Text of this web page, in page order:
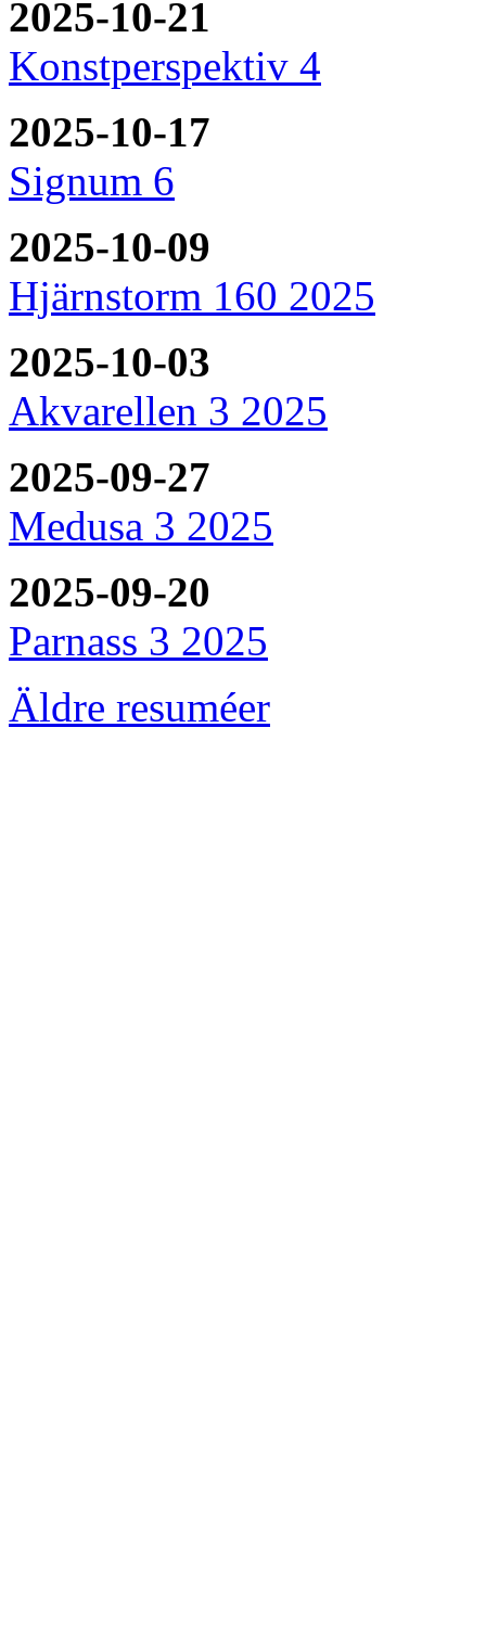
2025-10-21
Konstperspektiv 4
2025-10-17
Signum 6
2025-10-09
Hjärnstorm 160 2025
2025-10-03
Akvarellen 3 2025
2025-09-27
Medusa 3 2025
2025-09-20
Parnass 3 2025
Äldre resuméer